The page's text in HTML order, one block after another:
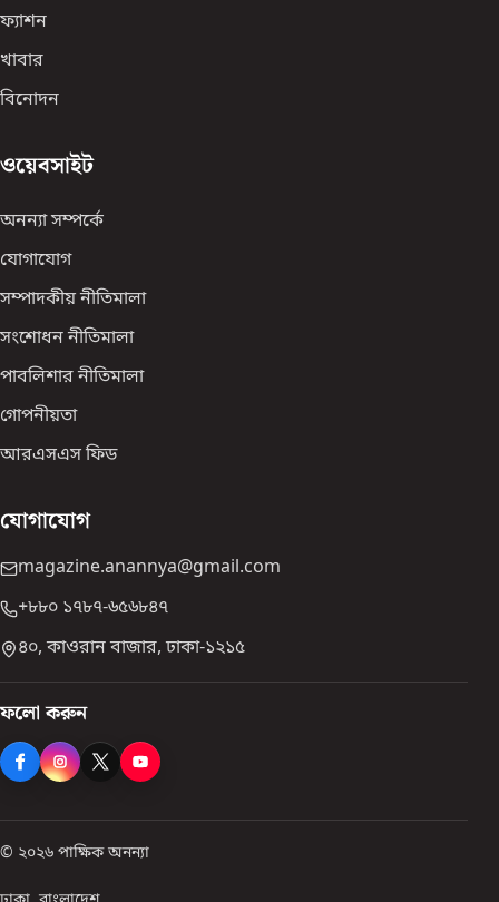
ফ্যাশন
খাবার
বিনোদন
ওয়েবসাইট
অনন্যা সম্পর্কে
যোগাযোগ
সম্পাদকীয় নীতিমালা
সংশোধন নীতিমালা
পাবলিশার নীতিমালা
গোপনীয়তা
আরএসএস ফিড
যোগাযোগ
magazine.anannya@gmail.com
+৮৮০ ১৭৮৭-৬৫৬৮৪৭
৪০, কাওরান বাজার, ঢাকা-১২১৫
ফলো করুন
© ২০২৬ পাক্ষিক অনন্যা